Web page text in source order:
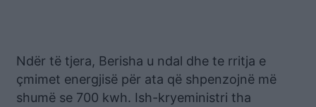
Ndër të tjera, Berisha u ndal dhe te rritja e
çmimet energjisë për ata që shpenzojnë më
shumë se 700 kwh. Ish-kryeministri tha